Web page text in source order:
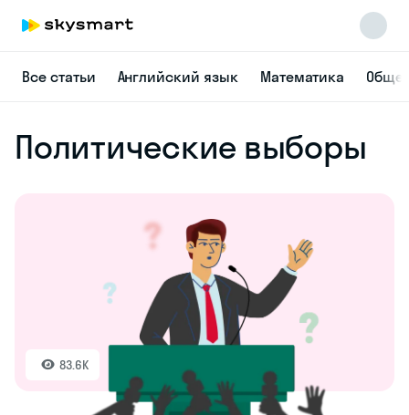
Все статьи Английский язык Математика
Политические
83.6K
Skysmart Chat